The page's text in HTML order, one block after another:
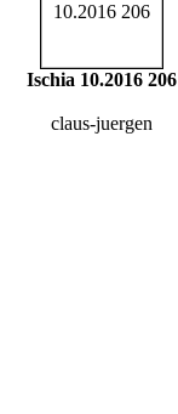
Ischia 10.2016 206
claus-juergen